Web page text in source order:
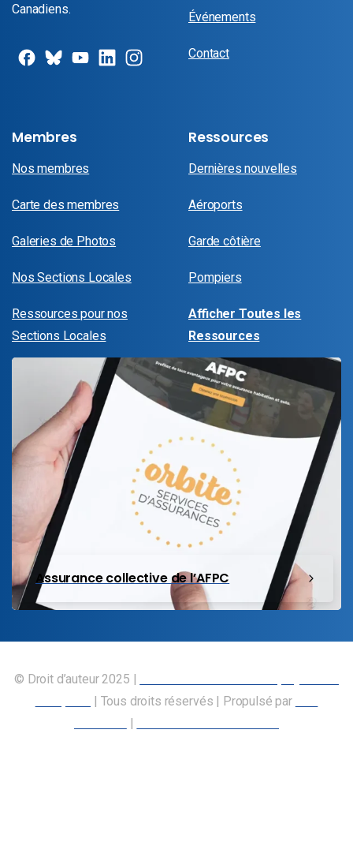
Canadiens.
Événements
Contact
Membres
Nos membres
Carte des membres
Galeries de Photos
Nos Sections Locales
Ressources pour nos
Sections Locales
Ressources
Dernières nouvelles
Aéroports
Garde côtière
Pompiers
Afficher Toutes les
Ressources
Assurance collective de l’AFPC
© Droit d’auteur 2025 |
| Tous droits réservés | Propulsé par